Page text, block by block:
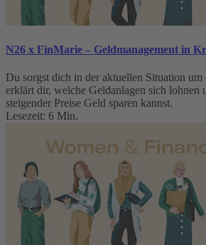
N26 x FinMarie – Geldmanagement in
Du sorgst dich in der aktuellen Situation
erklärt dir, welche Geldanlagen sich lohnen
steigender Preise Geld sparen kannst.
Lesezeit: 6 Min.